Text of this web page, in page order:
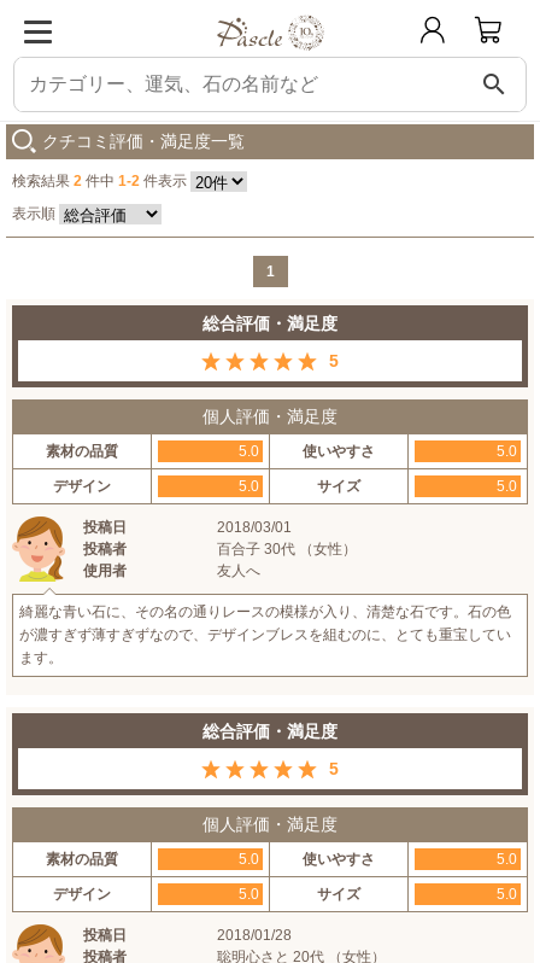
search
パスクル 【粒売り/バラ売り】ブルーレースアゲート 8mm 購入した人の感想
クチコミ評価・満足度一覧
検索結果 2 件中 1-2 件表示
表示順
1
総合評価・満足度
5
個人評価・満足度
素材の品質 5.0 使いやすさ 5.0
デザイン 5.0 サイズ 5.0
投稿日
2018/03/01
投稿者
百合子 30代 （女性）
使用者
友人へ
綺麗な青い石に、その名の通りレースの模様が入り、清楚な石です。石の色
が濃すぎず薄すぎずなので、デザインブレスを組むのに、とても重宝してい
ます。
総合評価・満足度
5
個人評価・満足度
素材の品質 5.0 使いやすさ 5.0
デザイン 5.0 サイズ 5.0
投稿日
2018/01/28
投稿者
聡明心さと 20代 （女性）